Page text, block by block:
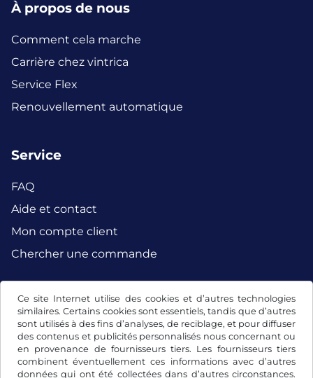
Ce site Internet utilise des cookies et d’autres technologies
similaires. Certains cookies sont essentiels, tandis que d’autres
sont utilisés à des fins d’analyses, de reciblage, et pour diffuser
des contenus et publicités personnalisés nous concernant ou
en provenance de fournisseurs tiers. Les fournisseurs tiers
combinent éventuellement ces informations avec d’autres
données qui ont été collectées dans d’autres circonstances.
À propos de nous
Comment cela marche
Carrière chez vintrica
Service Flex
Renouvellement automatique
Service
FAQ
Aide et contact
Mon compte client
Chercher une commande
Facebook Instagram